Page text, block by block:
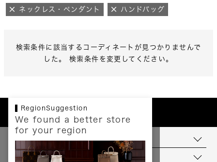
ネックレス・ペンダント ハンドバッグ
検索条件に該当するコーディネートが見つかりませんで
した。 検索条件を変更してください。
RegionSuggestion
We found a better store
for your region
お支払いについて
配送について